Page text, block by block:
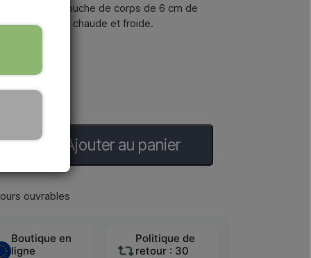
à main, douche de corps de 6 cm de
arrivée d'eau chaude et froide.
Ajouter au panier
ouvrables
Boutique en
ligne
Politique de
retour : 30